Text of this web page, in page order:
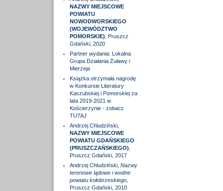
NAZWY MIEJSCOWE
POWIATU
NOWODWORSKIEGO
(WOJEWÓDZTWO
POMORSKIE) , Pruszcz
Gdański, 2020
Partner wydania: Lokalna
Grupa Działania Żuławy i
Mierzeja
Książka otrzymała nagrodę
w Konkursie Literatury
Kaszubskiej i Pomorskiej za
lata 2019-2021 w
Kościerzynie - zobacz
TUTAJ
Andrzej Chludziński,
NAZWY MIEJSCOWE
POWIATU GDAŃSKIEGO
(PRUSZCZAŃSKIEGO)
Pruszcz Gdański, 2017
Andrzej Chludziński, Nazwy
terenowe lądowe i wodne
powiatu kołobrzeskiego,
Pruszcz Gdański, 2010